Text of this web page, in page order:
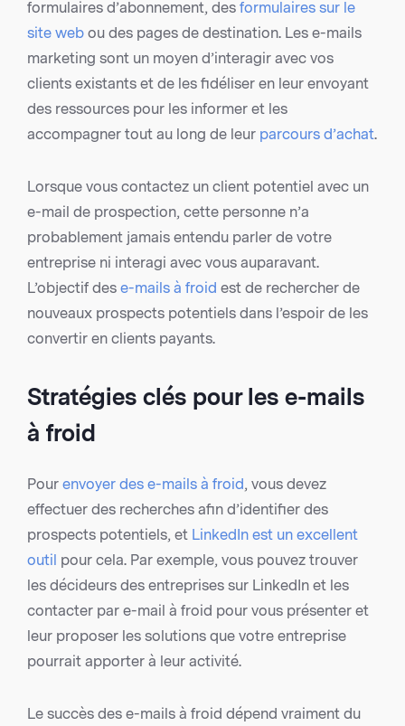
formulaires d’abonnement, des formulaires sur le
site web ou des pages de destination. Les e-mails
marketing sont un moyen d’interagir avec vos
clients existants et de les fidéliser en leur envoyant
des ressources pour les informer et les
accompagner tout au long de leur parcours d’achat.
Lorsque vous contactez un client potentiel avec un
e-mail de prospection, cette personne n’a
probablement jamais entendu parler de votre
entreprise ni interagi avec vous auparavant.
L’objectif des e-mails à froid est de rechercher de
nouveaux prospects potentiels dans l’espoir de les
convertir en clients payants.
Stratégies clés pour les e-mails
à froid
Pour envoyer des e-mails à froid, vous devez
effectuer des recherches afin d’identifier des
prospects potentiels, et LinkedIn est un excellent
outil pour cela. Par exemple, vous pouvez trouver
les décideurs des entreprises sur LinkedIn et les
contacter par e-mail à froid pour vous présenter et
leur proposer les solutions que votre entreprise
pourrait apporter à leur activité.
Le succès des e-mails à froid dépend vraiment du